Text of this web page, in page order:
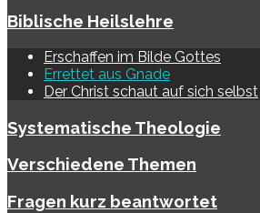
Biblische Heilslehre
Erschaffen im Bilde Gottes
Errettet aus Gnade
Der Christ schaut auf sich selbst
Systematische Theologie
Verschiedene Themen
Fragen kurz beantwortet